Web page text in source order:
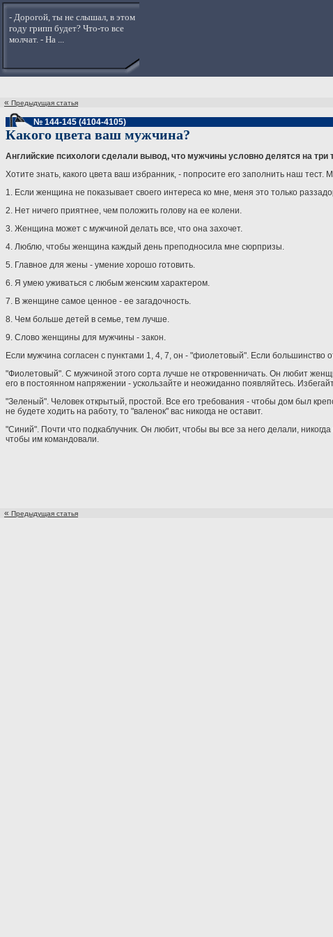
- Дорогой, ты не слышал, в этом
году грипп будет? Что-то все
молчат. - На ...
« Предыдущая статья
№ 144-145 (4104-4105)
Какого цвета ваш мужчина?
Английские психологи сделали вывод, что мужчины условно делятся на
Хотите знать, какого цвета ваш избранник, - попросите его заполнить наш
1. Если женщина не показывает своего интереса ко мне, меня это только
2. Нет ничего приятнее, чем положить голову на ее колени.
3. Женщина может с мужчиной делать все, что она захочет.
4. Люблю, чтобы женщина каждый день преподносила мне сюрпризы.
5. Главное для жены - умение хорошо готовить.
6. Я умею уживаться с любым женским характером.
7. В женщине самое ценное - ее загадочность.
8. Чем больше детей в семье, тем лучше.
9. Слово женщины для мужчины - закон.
Если мужчина согласен с пунктами 1, 4, 7, он - "фиолетовый". Если
"Фиолетовый". С мужчиной этого сорта лучше не откровенничать. Он любит
его в постоянном напряжении - ускользайте и неожиданно появляйтесь.
"Зеленый". Человек открытый, простой. Все его требования - чтобы дом был
не будете ходить на работу, то "валенок" вас никогда не оставит.
"Синий". Почти что подкаблучник. Он любит, чтобы вы все за него делали,
чтобы им командовали.
« Предыдущая статья